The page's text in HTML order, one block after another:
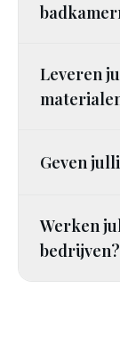
Leveren
Geven
Werken
bedrijven?